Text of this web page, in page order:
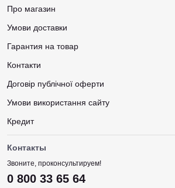
Про магазин
Умови доставки
Гарантия на товар
Контакти
Договір публічної оферти
Умови використання сайту
Кредит
Контакты
Звоните, проконсультируем!
0 800 33 65 64